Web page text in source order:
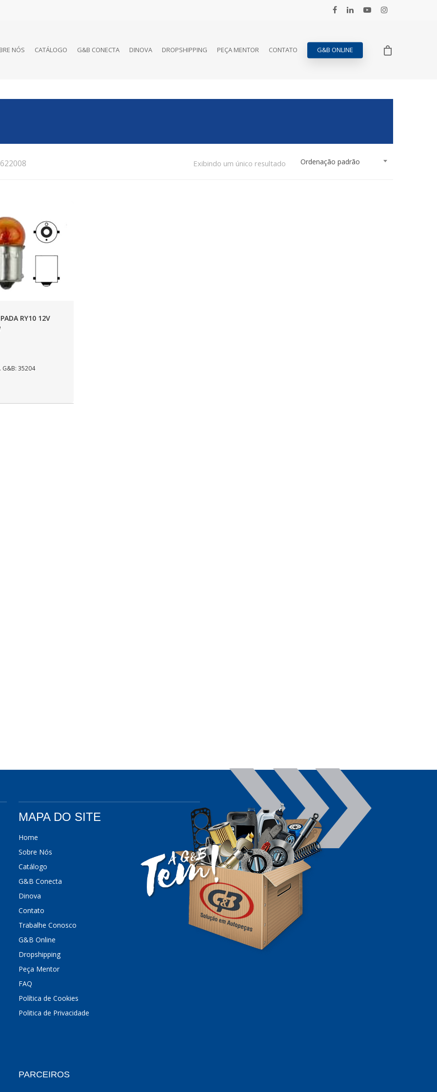
NÓS CATÁLOGO G&B CONECTA DINOVA DROPSHIPPING PEÇA MENTOR CONTATO G&B ONLINE
Ordenação padrão
Exibindo um único resultado
RY10 12V
G&B: 35204
MAPA DO SITE
Home
Sobre Nós
Catálogo
G&B Conecta
Dinova
Contato
Trabalhe Conosco
G&B Online
Dropshipping
Peça Mentor
FAQ
Política de Cookies
Politica de Privacidade
PARCEIROS